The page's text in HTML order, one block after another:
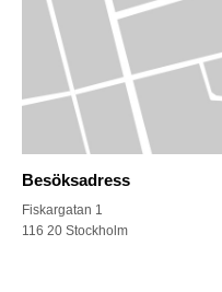
Besöksadress
Fiskargatan 1
116 20 Stockholm